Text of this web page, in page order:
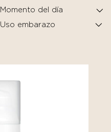
Momento del día